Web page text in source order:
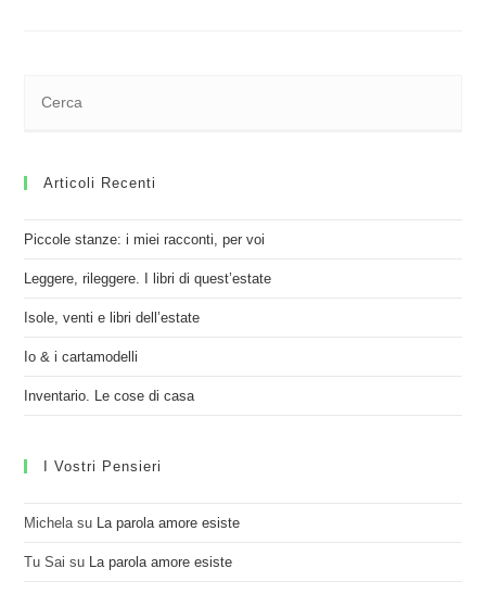
Articoli Recenti
Piccole stanze: i miei racconti, per voi
Leggere, rileggere. I libri di quest’estate
Isole, venti e libri dell’estate
Io & i cartamodelli
Inventario. Le cose di casa
I Vostri Pensieri
Michelasu La parola amore esiste
Tu Sai su La parola amore esiste